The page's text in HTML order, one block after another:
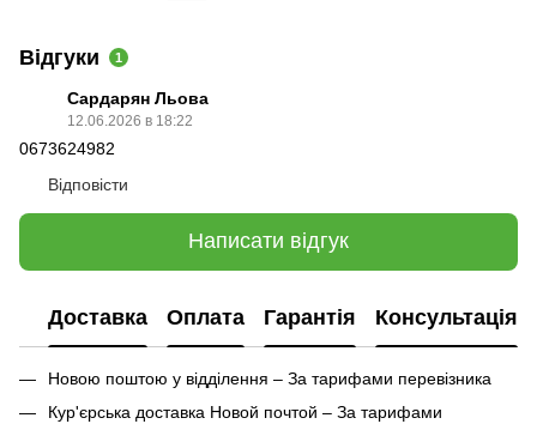
Відгуки 1
Сардарян Льова
12.06.2026 в 18:22
0673624982
Відповісти
Написати відгук
Доставка Оплата Гарантія Консультація
Новою поштою у відділення – За тарифами перевізника
Кур'єрська доставка Новой почтой – За тарифами